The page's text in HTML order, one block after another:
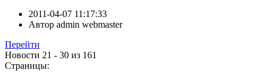
2011-04-07 11:17:33
Автор admin webmaster
Перейти
Новости 21 - 30 из 161
Страницы: